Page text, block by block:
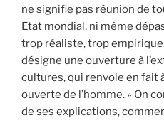
ne signifie pas réunion de
Etat mondial, ni même
trop réaliste, trop
désigne une ouverture à
cultures, qui renvoie en fait
ouverte de l’homme. » On
de ses explications,